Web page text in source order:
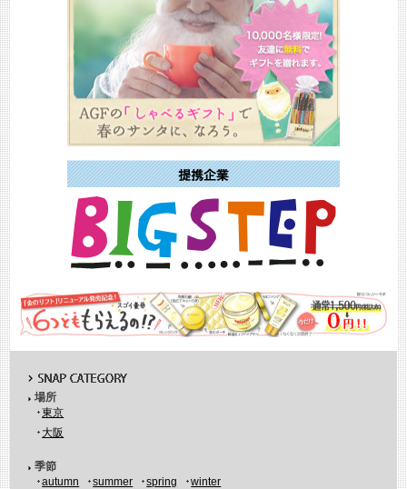
場所
東京
大阪
季節
autumn
summer spring winter